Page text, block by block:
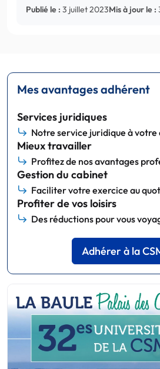
Publié le : 3 juillet 2023Mis à jour le :
Mes avantages adhérent
Services juridiques
Notre service juridique à votre
Mieux travailler
Profitez de nos avantages
Gestion du cabinet
Faciliter votre exercice au
Profiter de vos loisirs
Des réductions pour vous
Adhérer à la